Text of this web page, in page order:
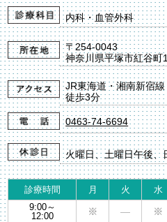
内科・血管外科
〒254-0043
神奈川県平塚市紅谷
JR東海道・湘南新宿
徒歩3分
0463-74-6694
火曜日、土曜日午後、
診療時間 月 火 水
9:00～
12:00
※ ― ※